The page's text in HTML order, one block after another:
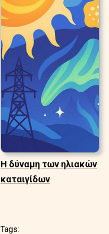
Η δύναμη των ηλιακών
καταιγίδων
Tags: